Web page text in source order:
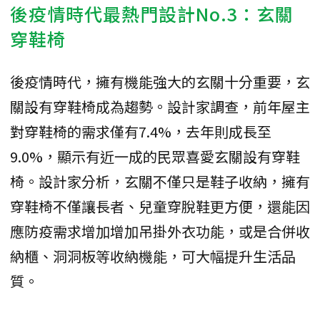
後疫情時代最熱門設計No.3：玄關
穿鞋椅
後疫情時代，擁有機能強大的玄關十分重要，玄
關設有穿鞋椅成為趨勢。設計家調查，前年屋主
對穿鞋椅的需求僅有7.4%，去年則成長至
9.0%，顯示有近一成的民眾喜愛玄關設有穿鞋
椅。設計家分析，玄關不僅只是鞋子收納，擁有
穿鞋椅不僅讓長者、兒童穿脫鞋更方便，還能因
應防疫需求增加增加吊掛外衣功能，或是合併收
納櫃、洞洞板等收納機能，可大幅提升生活品
質。